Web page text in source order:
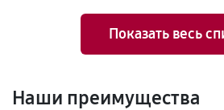
Показать весь
Наши преимущества